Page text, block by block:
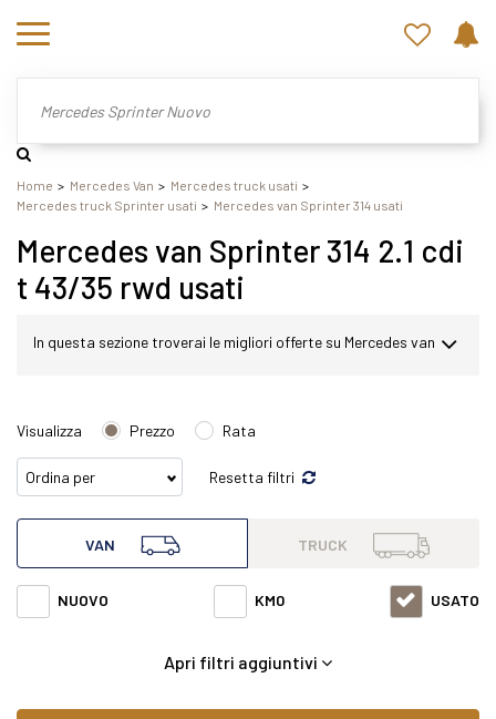
Home Mercedes Van
Mercedes truck usati
Mercedes truck Sprinter usati
Mercedes van Sprinter 314 usati
Mercedes van Sprinter 314 2.1 cdi
t 43/35 rwd usati
In questa sezione troverai le migliori offerte su Mercedes van
Mercedes van Sprinter 314 2.1 cdi t 43/35 rwd con varie
fasce di prezzi ed equipaggiamenti in grado di soddisfare
qualsiasi esigenza di comfort o prestazione.
Visualizza Prezzo Rata
Resetta filtri
VAN TRUCK
NUOVO KM0 USATO
Apri filtri aggiuntivi